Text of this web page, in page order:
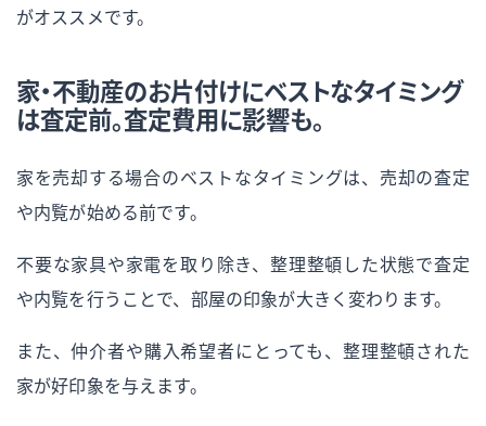
がオススメです。
家・不動産のお片付けにベストなタイミング
は査定前。査定費用に影響も。
家を売却する場合のベストなタイミングは、売却の査定
や内覧が始める前です。
不要な家具や家電を取り除き、整理整頓した状態で査定
や内覧を行うことで、部屋の印象が大きく変わります。
また、仲介者や購入希望者にとっても、整理整頓された
家が好印象を与えます。